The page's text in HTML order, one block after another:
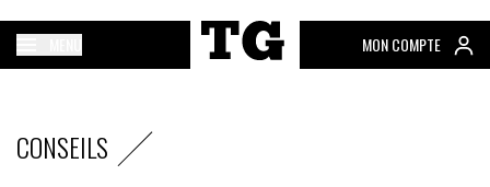
MON COMPTE
CONSEILS